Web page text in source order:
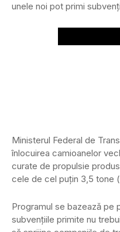
unele noi pot primi
Ministerul Federal de
înlocuirea camioanelor
curate de propulsie
cele de cel puțin 3,5 tone
Programul se bazează pe
subvențiile primite nu